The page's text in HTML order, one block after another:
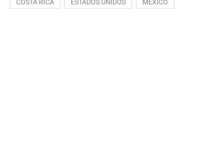
COSTA RICA ESTADOS UNIDOS MEXICO